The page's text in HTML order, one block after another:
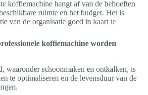
koffiemachine hangt af van de behoeften
ruimte en het budget. Het is
van de organisatie goed in kaart te
koffiemachine worden
waaronder schoonmaken en ontkalken, is
te optimaliseren en de levensduur van de